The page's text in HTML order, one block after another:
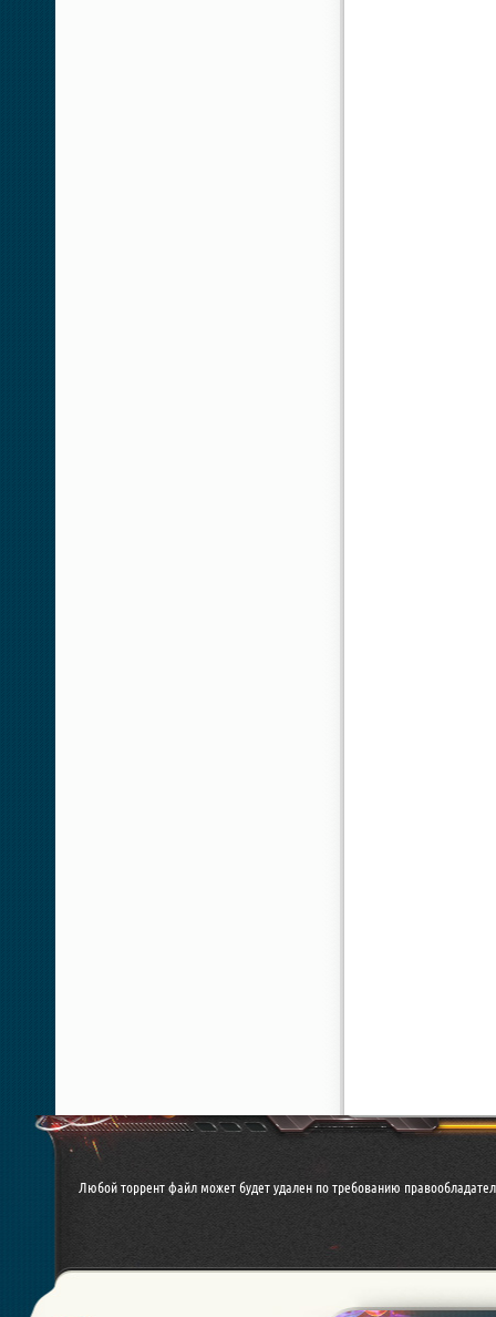
Любой торрент файл может будет удален по требованию